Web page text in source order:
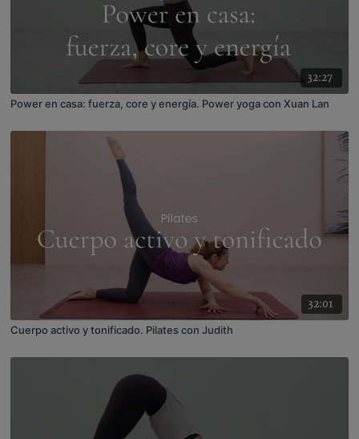
32:27
Power en casa: fuerza, core y energía. Power yoga con Xuan Lan
32:01
Cuerpo activo y tonificado. Pilates con Judith